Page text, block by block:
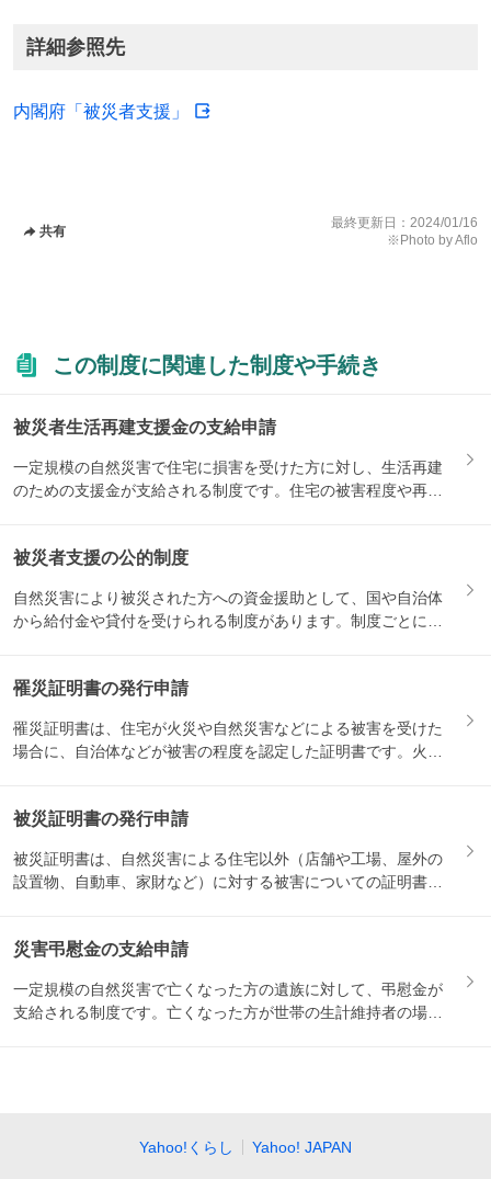
詳細参照先
内閣府「被災者支援」
共有
最終更新日： 2024/01/16
※Photo by Aflo
この制度に関連した制度や手続き
被災者生活再建支援金の支給申請
一定規模の自然災害で住宅に損害を受けた方に対し、生活再建
のための支援金が支給される制度です。住宅の被害程度や再建
被災者支援の公的制度
自然災害により被災された方への資金援助として、国や自治体
から給付金や貸付を受けられる制度があります。制度ごとに対
罹災証明書の発行申請
罹災証明書は、住宅が火災や自然災害などによる被害を受けた
場合に、自治体などが被害の程度を認定した証明書です。火災
被災証明書の発行申請
被災証明書は、自然災害による住宅以外（店舗や工場、屋外の
設置物、自動車、家財など）に対する被害についての証明書で
災害弔慰金の支給申請
一定規模の自然災害で亡くなった方の遺族に対して、弔慰金が
支給される制度です。亡くなった方が世帯の生計維持者の場合
Yahoo!くらし Yahoo! JAPAN